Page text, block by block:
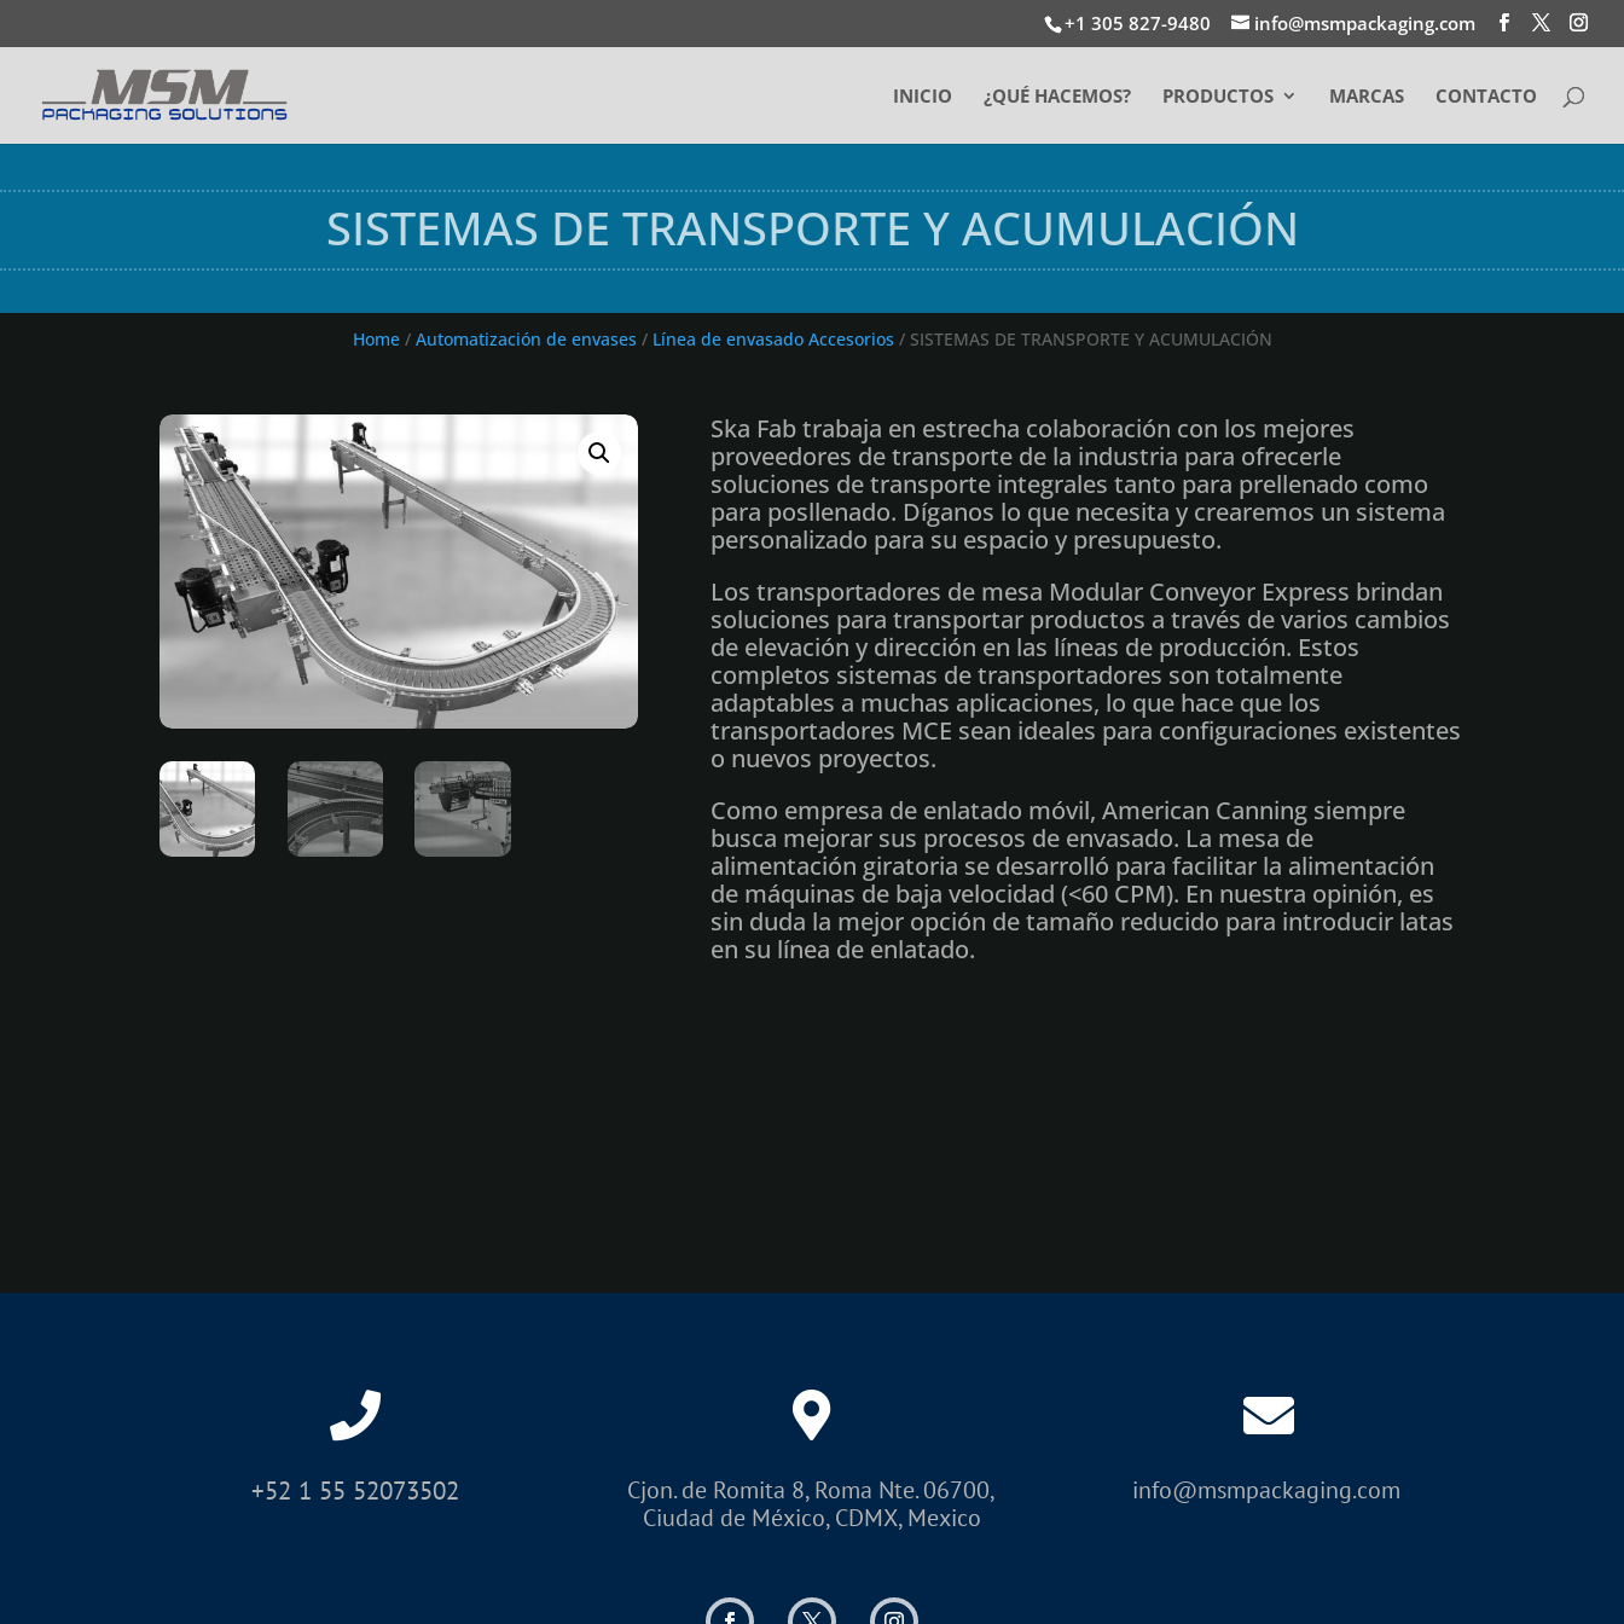
+1 305 827-9480 info@msmpackaging.com
INICIO ¿QUÉ HACEMOS? PRODUCTOS MARCAS CONTACTO
SISTEMAS DE TRANSPORTE Y ACUMULACIÓN
Home/ Automatización de envases / Línea de envasado Accesorios / SISTEMAS DE TRANSPORTE Y ACUMULACIÓN
Ska Fab trabaja en estrecha colaboración con los mejores
proveedores de transporte de la industria para ofrecerle
soluciones de transporte integrales tanto para prellenado como
para posllenado. Díganos lo que necesita y crearemos un sistema
personalizado para su espacio y presupuesto.
Los transportadores de mesa Modular Conveyor Express brindan
soluciones para transportar productos a través de varios cambios
de elevación y dirección en las líneas de producción. Estos
completos sistemas de transportadores son totalmente
adaptables a muchas aplicaciones, lo que hace que los
transportadores MCE sean ideales para configuraciones existentes
o nuevos proyectos.
Como empresa de enlatado móvil, American Canning siempre
busca mejorar sus procesos de envasado. La mesa de
alimentación giratoria se desarrolló para facilitar la alimentación
de máquinas de baja velocidad (<60 CPM). En nuestra opinión, es
sin duda la mejor opción de tamaño reducido para introducir latas
en su línea de enlatado.
+52 1 55 52073502
Cjon. de Romita 8, Roma Nte. 06700,
Ciudad de México, CDMX, Mexico
info@msmpackaging.com